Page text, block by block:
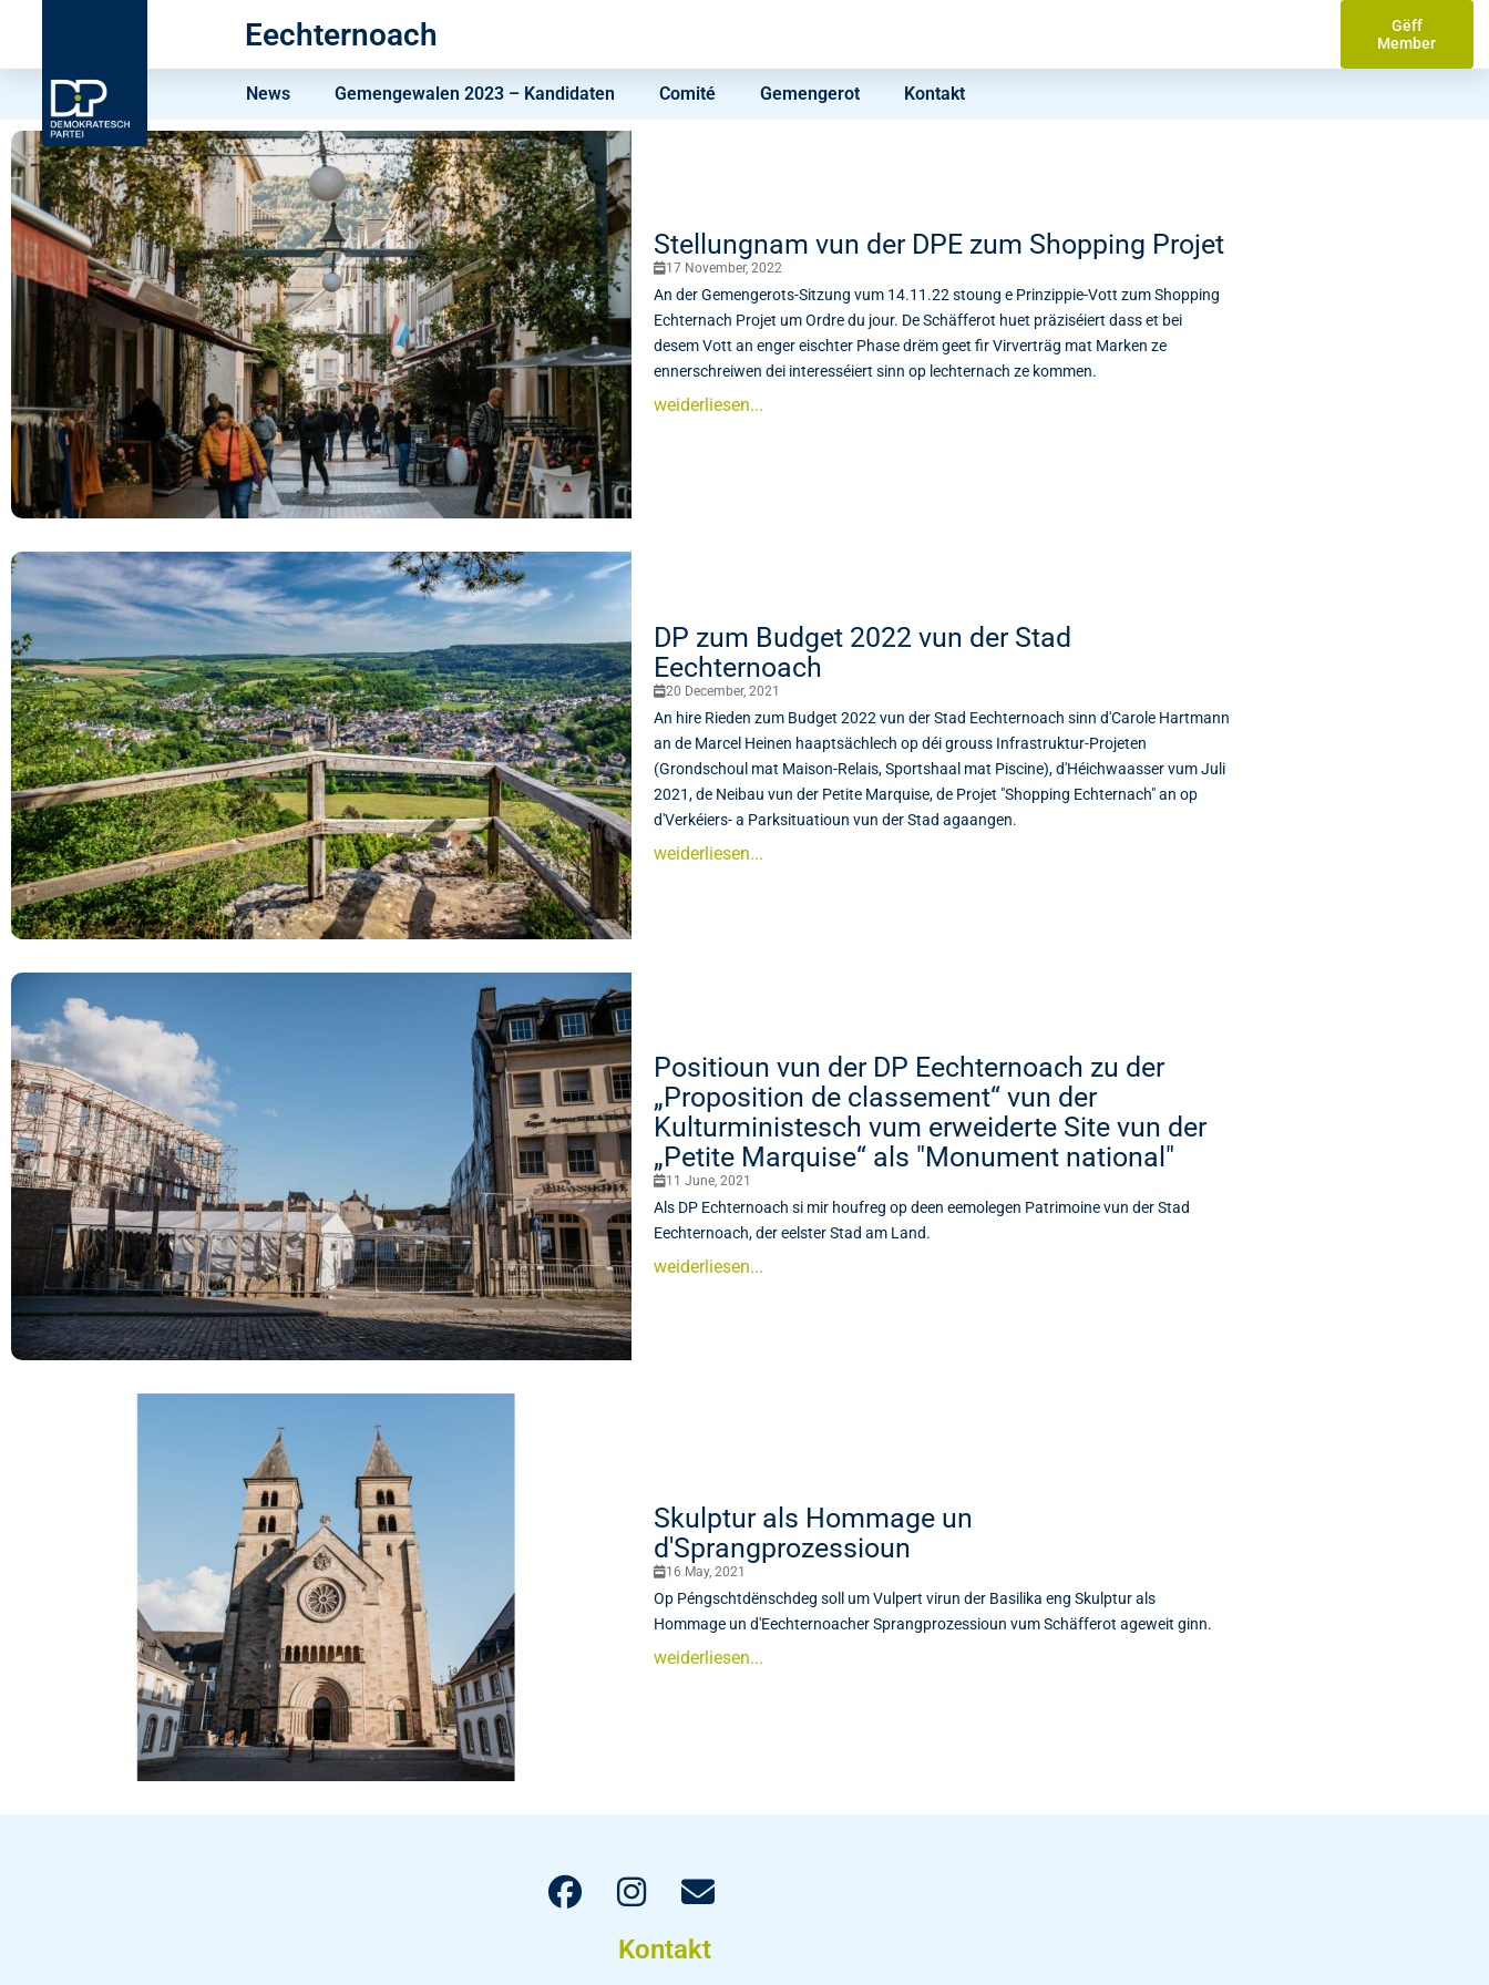
Eechternoach
Gëff
Member
News Gemengewalen 2023 – Kandidaten Comité Gemengerot Kontakt
Stellungnam vun der DPE zum Shopping Projet
17 November, 2022
An der Gemengerots-Sitzung vum 14.11.22 stoung e Prinzippie-Vott zum Shopping
Echternach Projet um Ordre du jour. De Schäfferot huet präziséiert dass et bei
desem Vott an enger eischter Phase drëm geet fir Virverträg mat Marken ze
ennerschreiwen dei interesséiert sinn op lechternach ze kommen.
weiderliesen...
DP zum Budget 2022 vun der Stad
Eechternoach
20 December, 2021
An hire Rieden zum Budget 2022 vun der Stad Eechternoach sinn d'Carole Hartmann
an de Marcel Heinen haaptsächlech op déi grouss Infrastruktur-Projeten
(Grondschoul mat Maison-Relais, Sportshaal mat Piscine), d'Héichwaasser vum Juli
2021, de Neibau vun der Petite Marquise, de Projet "Shopping Echternach" an op
d'Verkéiers- a Parksituatioun vun der Stad agaangen.
weiderliesen...
Positioun vun der DP Eechternoach zu der
„Proposition de classement“ vun der
Kulturministesch vum erweiderte Site vun der
„Petite Marquise“ als "Monument national"
11 June, 2021
Als DP Echternoach si mir houfreg op deen eemolegen Patrimoine vun der Stad
Eechternoach, der eelster Stad am Land.
weiderliesen...
Skulptur als Hommage un
d'Sprangprozessioun
16 May, 2021
Op Péngschtdënschdeg soll um Vulpert virun der Basilika eng Skulptur als
Hommage un d'Eechternoacher Sprangprozessioun vum Schäfferot ageweit ginn.
weiderliesen...
Kontakt